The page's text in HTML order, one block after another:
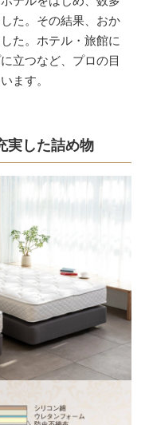
た。その結果、おか
た。ホテル・旅館に
立つなど、プロの目
ます。
実した詰め物